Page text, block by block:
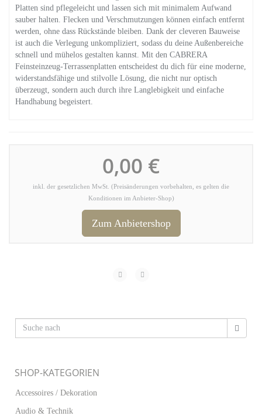
Platten sind pflegeleicht und lassen sich mit minimalem Aufwand
sauber halten. Flecken und Verschmutzungen können einfach entfernt
werden, ohne dass Rückstände bleiben. Dank der cleveren Bauweise
ist auch die Verlegung unkompliziert, sodass du deine Außenbereiche
schnell und mühelos gestalten kannst. Mit den CABRERA
Feinsteinzeug-Terrassenplatten entscheidest du dich für eine moderne,
widerstandsfähige und stilvolle Lösung, die nicht nur optisch
überzeugt, sondern auch durch ihre Langlebigkeit und einfache
Handhabung begeistert.
0,00 €
inkl. der gesetzlichen MwSt. (Preisänderungen vorbehalten, es gelten die
Konditionen im Anbieter-Shop)
Zum Anbietershop
SHOP-KATEGORIEN
Accessoires / Dekoration
Audio & Technik